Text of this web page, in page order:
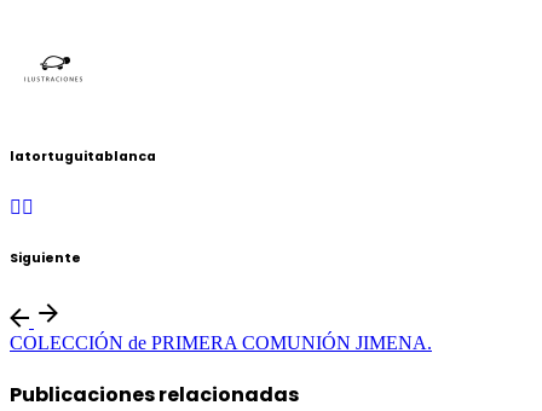
latortuguitablanca
Siguiente
COLECCIÓN de PRIMERA COMUNIÓN JIMENA.
Publicaciones relacionadas